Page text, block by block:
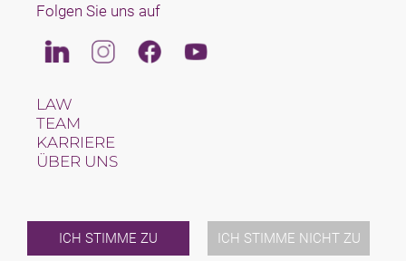
ICH STIMME ZU ICH STIMME NICHT ZU
Folgen Sie uns auf
LinkedinInstagramFacebookYoutube
LAW
TEAM
KARRIERE
ÜBER UNS
VERANSTALTUNGEN
KONTAKT